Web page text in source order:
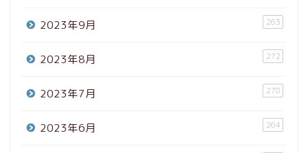
2023年9月 263
2023年8月 272
2023年7月 278
2023年6月 264